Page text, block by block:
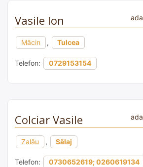
Vasile Ion
Măcin , Tulcea
Telefon: 0729153154
Colciar Vasile
Zalău , Sălaj
Telefon: 0730652619; 0260619134